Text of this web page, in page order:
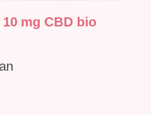
mg CBD bio